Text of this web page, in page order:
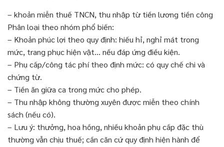
– khoản miễn thuế TNCN, thu nhập từ tiền lương tiền công
Phân loại theo nhóm phổ biến:
– Khoản phúc lợi theo quy định: hiếu hỉ, nghỉ mát trong
mức, trang phục hiện vật… nếu đáp ứng điều kiện.
– Phụ cấp/công tác phí theo định mức: có quy chế chi và
chứng từ.
– Tiền ăn giữa ca trong mức cho phép.
– Thu nhập không thường xuyên được miễn theo chính
sách (nếu có).
– Lưu ý: thưởng, hoa hồng, nhiều khoản phụ cấp đặc thù
thường vẫn chịu thuế; cần căn cứ quy định hiện hành để